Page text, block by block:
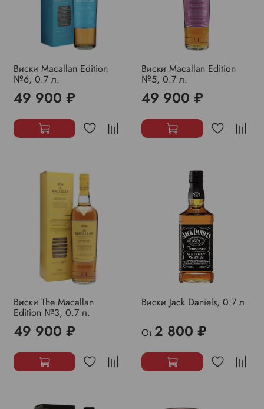
Виски Macallan Edition
№6, 0.7 л.
49 900 ₽
Виски Macallan Edition
№5, 0.7 л.
49 900 ₽
Виски The Macallan
Edition №3, 0.7 л.
49 900 ₽
Виски Jack Daniels, 0.7 л.
От 2 800 ₽